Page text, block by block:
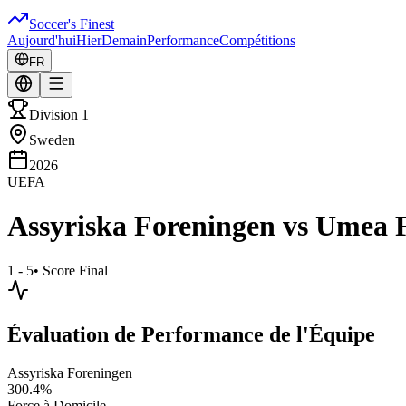
Soccer's Finest
Aujourd'huiHierDemainPerformanceCompétitions
FR
Division 1
Sweden
2026
UEFA
Assyriska Foreningen vs Umea
1 - 5• Score Final
Évaluation de Performance de l'Équipe
Assyriska Foreningen
300.4%